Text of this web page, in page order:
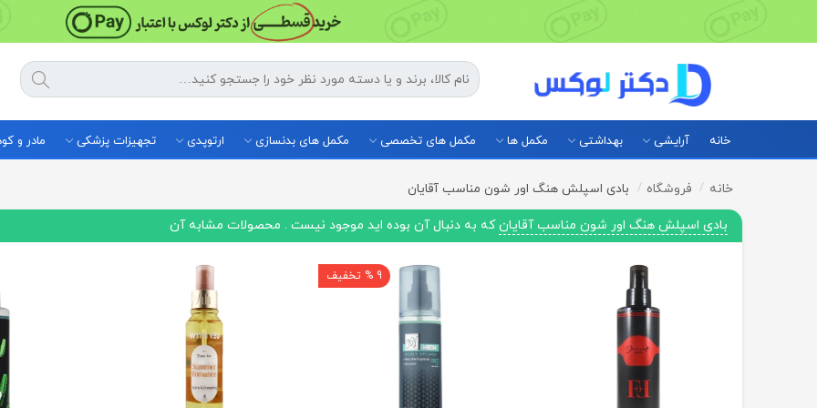
خانه آرایشی بهداشتی مکمل ها مکمل های تخصصی مکمل های بدنسازی ارتوپدی تجهیزات پزشکی مادر و
خانه فروشگاه بادی اسپلش هنگ اور شون مناسب آقایان
بادی اسپلش هنگ اور شون مناسب آقایانکه به دنبال آن بوده اید موجود نیست . محصولات مشابه آن
9 % تخفیف